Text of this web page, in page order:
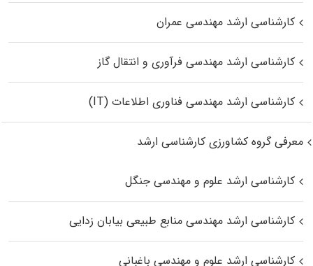
کارشناسی ارشد مهندسی عمران
کارشناسی ارشد مهندسی فرآوری و انتقال گاز
کارشناسی ارشد مهندسی فناوری اطلاعات (IT)
معرفی گروه کشاورزی کارشناسی ارشد
کارشناسی ارشد علوم و مهندسی جنگل
کارشناسی ارشد مهندسی منابع طبیعی بیابان زدایی
کارشناسی ارشد علوم و مهندسی باغبانی